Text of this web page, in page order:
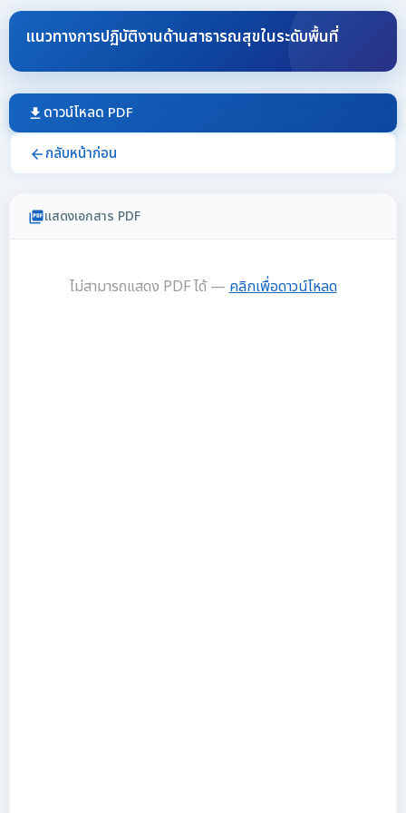
แนวทางการปฏิบัติงานด้านสาธารณสุขในระดับพื้นที่
download ดาวน์โหลด PDF
arrow_back กลับหน้าก่อน
picture_as_pdfแสดงเอกสาร PDF
ไม่สามารถแสดง PDF ได้ —คลิกเพื่อดาวน์โหลด